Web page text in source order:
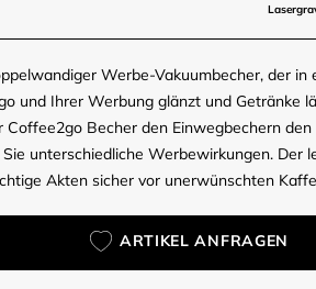
Werbe-Vakuumbecher, der in
und Ihrer Werbung glänzt und Getränke
Coffee2go Becher den Einwegbechern
unterschiedliche Werbewirkungen. Der
Akten sicher vor unerwünschten
ARTIKEL ANFRAGEN